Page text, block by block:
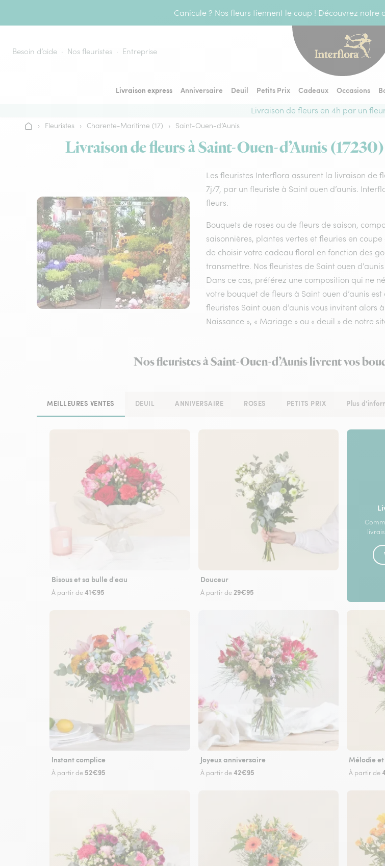
Canicule ? Nos fleurs tiennent le coup ! Découvrez
Besoin d’aide Nos fleuristes Entreprise
Livraison express Anniversaire Deuil Petits Prix Cadeaux Occasions
Livraison de fleurs en 4h par un
Accueil
› Fleuristes › Charente-Maritime (17) › Saint-Ouen-d’Aunis
Livraison de fleurs à Saint-Ouen-d’Aunis
Les fleuristes Interflora assurent la livraison de
7j/7, par un fleuriste à Saint ouen d’aunis.
fleurs.
Bouquets de roses ou de fleurs de saison,
saisonnières, plantes vertes et fleuries en
de choisir votre cadeau floral en fonction des
transmettre. Nos fleuristes de Saint ouen
Dans ce cas, préférez une composition qui ne
votre bouquet de fleurs à Saint ouen d’aunis
fleuristes Saint ouen d’aunis vous invitent
Naissance », « Mariage » ou « deuil » de notre
Nos fleuristes à Saint-Ouen-d’Aunis livrent vos
MEILLEURES VENTES DEUIL ANNIVERSAIRE ROSES PETITS PRIX Plus
Bisous et sa bulle d'eau
À partir de41€95
Douceur
À partir de 29€95
Instant complice
À partir de 52€95
Joyeux anniversaire
À partir de42€95
Mélodie
À partir de